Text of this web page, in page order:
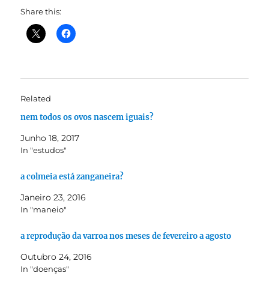
Share this:
Related
nem todos os ovos nascem iguais?
Junho 18, 2017
In "estudos"
a colmeia está zanganeira?
Janeiro 23, 2016
In "maneio"
a reprodução da varroa nos meses de fevereiro a agosto
Outubro 24, 2016
In "doenças"